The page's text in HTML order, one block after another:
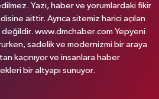
Yazı, haber ve yorumlardaki fikir
aittir. Ayrıca sitemiz harici açılan
www.dmchaber.com Yepyeni
sadelik ve modernizmi bir araya
kaçınıyor ve insanlara haber
bir altyapı sunuyor.